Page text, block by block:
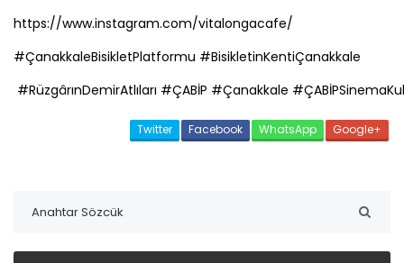
https://www.instagram.com/vitalongacafe/
#ÇanakkaleBisikletPlatformu #BisikletinKentiÇanakkale
#RüzgârınDemirAtlıları #ÇABİP #Çanakkale #ÇABİP
Twitter Facebook WhatsApp Google+